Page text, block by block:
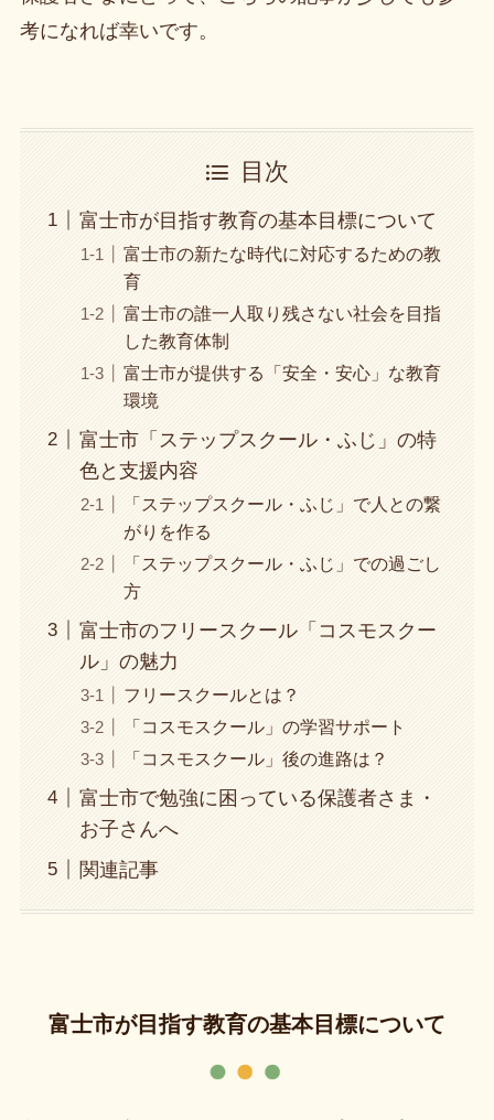
考になれば幸いです。
目次
富士市が目指す教育の基本目標について
富士市の新たな時代に対応するための教
育
富士市の誰一人取り残さない社会を目指
した教育体制
富士市が提供する「安全・安心」な教育
環境
富士市「ステップスクール・ふじ」の特
色と支援内容
「ステップスクール・ふじ」で人との繋
がりを作る
「ステップスクール・ふじ」での過ごし
方
富士市のフリースクール「コスモスクー
ル」の魅力
フリースクールとは？
「コスモスクール」の学習サポート
「コスモスクール」後の進路は？
富士市で勉強に困っている保護者さま・
お子さんへ
関連記事
富士市が目指す教育の基本目標について